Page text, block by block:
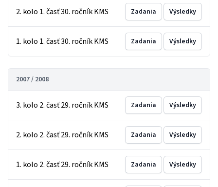
2. kolo 1. časť 30. ročník KMS Zadania Výsledky
1. kolo 1. časť 30. ročník KMS Zadania Výsledky
2007 / 2008
3. kolo 2. časť 29. ročník KMS Zadania Výsledky
2. kolo 2. časť 29. ročník KMS Zadania Výsledky
1. kolo 2. časť 29. ročník KMS Zadania Výsledky